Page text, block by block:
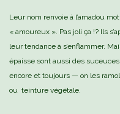
Leur nom renvoie à l’amadou
« amoureux ». Pas joli ça !? Ils
leur tendance à s’enflammer.
épaisse sont aussi des
encore et toujours — on les
ou teinture végétale.